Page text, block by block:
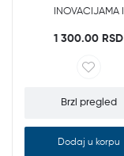
INOVACIJAMA I
1 300.00 RSD
Brzi pregled
Dodaj u korpu